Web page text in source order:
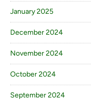
January 2025
December 2024
November 2024
October 2024
September 2024